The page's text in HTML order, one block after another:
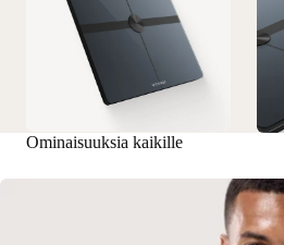
Ominaisuuksia kaikille